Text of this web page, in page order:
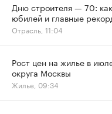
Дню строителя — 70:
юбилей и главные
Отрасль, 11:04
Рост цен на жилье в
округа Москвы
Жилье, 09:34